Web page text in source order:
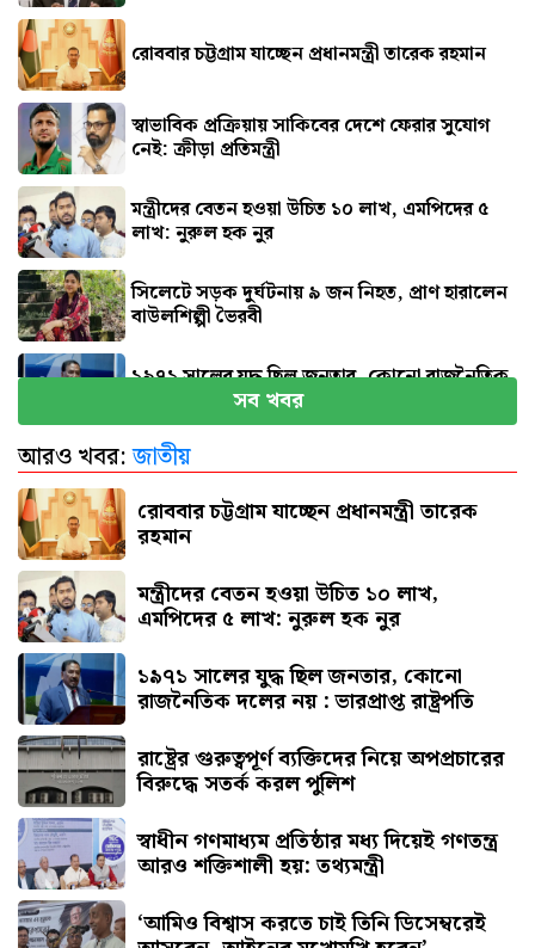
রোববার চট্টগ্রাম যাচ্ছেন প্রধানমন্ত্রী তারেক রহমান
স্বাভাবিক প্রক্রিয়ায় সাকিবের দেশে ফেরার সুযোগ
নেই: ক্রীড়া প্রতিমন্ত্রী
মন্ত্রীদের বেতন হওয়া উচিত ১০ লাখ, এমপিদের ৫
লাখ: নুরুল হক নুর
সিলেটে সড়ক দুর্ঘটনায় ৯ জন নিহত, প্রাণ হারালেন
বাউলশিল্পী ভৈরবী
১৯৭১ সালের যুদ্ধ ছিল জনতার, কোনো রাজনৈতিক
দলের নয় : ভারপ্রাপ্ত রাষ্ট্রপতি
রাষ্ট্রের গুরুত্বপূর্ণ ব্যক্তিদের নিয়ে অপপ্রচারের বিরুদ্ধে
সব খবর
আরও খবর:জাতীয়
রোববার চট্টগ্রাম যাচ্ছেন প্রধানমন্ত্রী তারেক
রহমান
মন্ত্রীদের বেতন হওয়া উচিত ১০ লাখ,
এমপিদের ৫ লাখ: নুরুল হক নুর
১৯৭১ সালের যুদ্ধ ছিল জনতার, কোনো
রাজনৈতিক দলের নয় : ভারপ্রাপ্ত রাষ্ট্রপতি
রাষ্ট্রের গুরুত্বপূর্ণ ব্যক্তিদের নিয়ে অপপ্রচারের
বিরুদ্ধে সতর্ক করল পুলিশ
স্বাধীন গণমাধ্যম প্রতিষ্ঠার মধ্য দিয়েই গণতন্ত্র
আরও শক্তিশালী হয়: তথ্যমন্ত্রী
‘আমিও বিশ্বাস করতে চাই তিনি ডিসেম্বরেই